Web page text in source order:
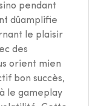
pendant
dûamplifie
le plaisir
des
orient mien
bon succès,
le gameplay